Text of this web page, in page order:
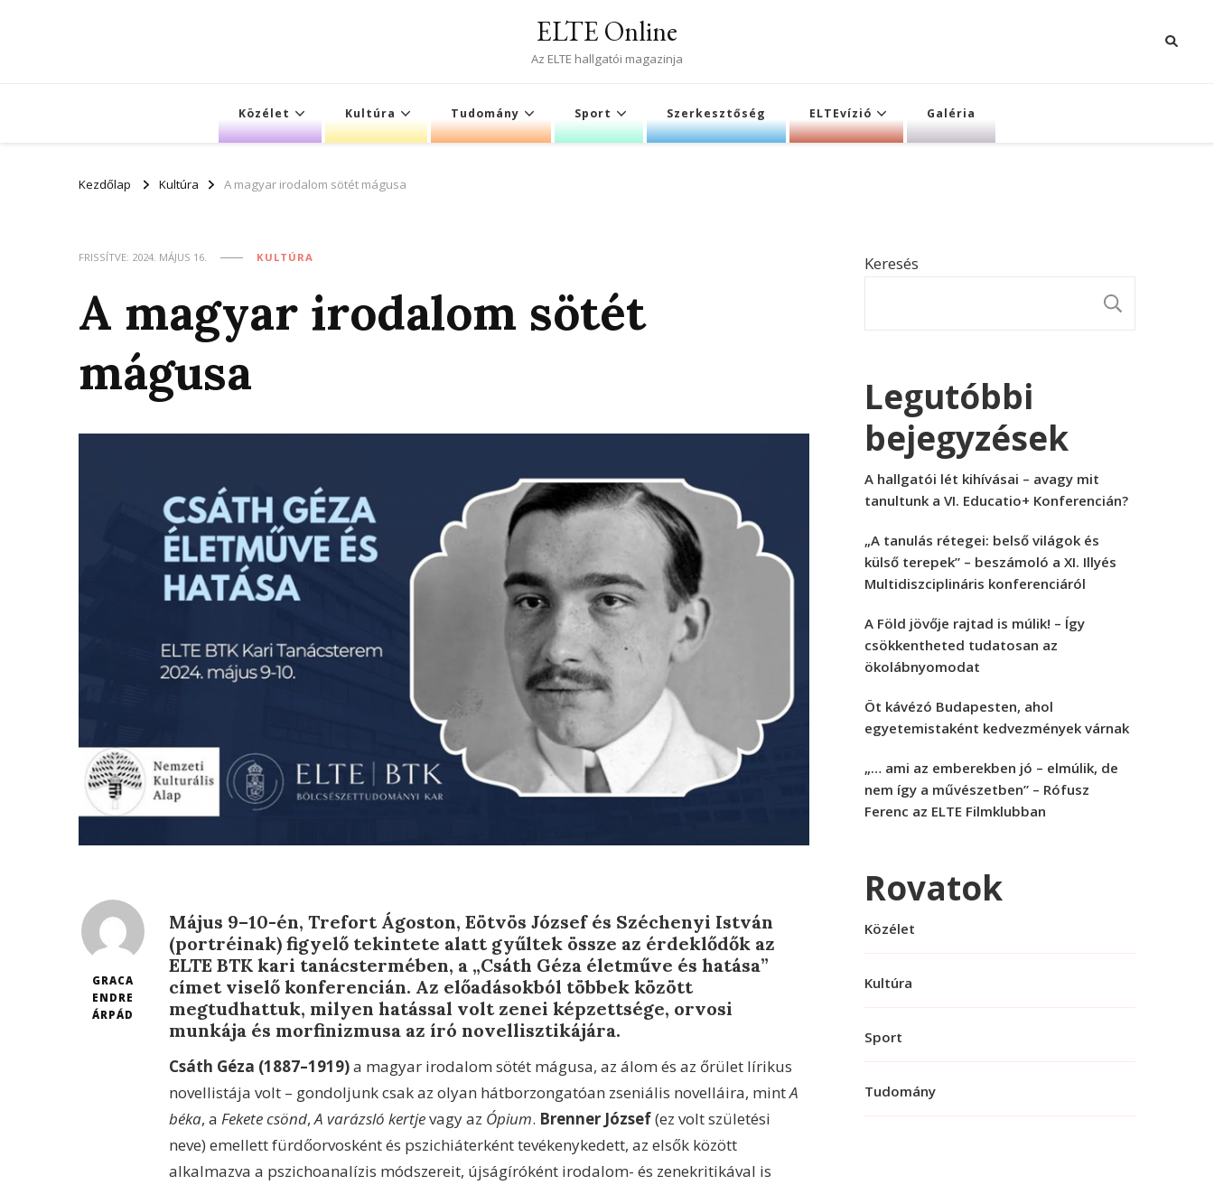
ELTE Online
Az ELTE hallgatói magazinja
Közélet Kultúra Tudomány Sport Szerkesztőség ELTEvízió Galéria
Kezdőlap Kultúra A magyar irodalom sötét mágusa
FRISSÍTVE: 2024. MÁJUS 16. KULTÚRA
A magyar irodalom sötét
mágusa
GRACA
ENDRE
ÁRPÁD
Május 9–10-én, Trefort Ágoston, Eötvös József és Széchenyi István
(portréinak) figyelő tekintete alatt gyűltek össze az érdeklődők az
ELTE BTK kari tanácstermében, a „Csáth Géza életműve és hatása”
címet viselő konferencián. Az előadásokból többek között
megtudhattuk, milyen hatással volt zenei képzettsége, orvosi
munkája és morfinizmusa az író novellisztikájára.
Csáth Géza (1887–1919)a magyar irodalom sötét mágusa, az álom és az őrület lírikus
novellistája volt – gondoljunk csak az olyan hátborzongatóan zseniális novelláira, mintA
béka, a Fekete csönd,A varázsló kertjevagy az Ópium. Brenner József(ez volt születési
neve) emellett fürdőorvosként és pszichiáterként tevékenykedett, az elsők között
alkalmazva a pszichoanalízis módszereit, újságíróként irodalom- és zenekritikával is
Keresés
Legutóbbi
bejegyzések
A hallgatói lét kihívásai – avagy mit
tanultunk a VI. Educatio+ Konferencián?
„A tanulás rétegei: belső világok és
külső terepek” – beszámoló a XI. Illyés
Multidiszciplináris konferenciáról
A Föld jövője rajtad is múlik! – Így
csökkentheted tudatosan az
ökolábnyomodat
Öt kávézó Budapesten, ahol
egyetemistaként kedvezmények várnak
„… ami az emberekben jó – elmúlik, de
nem így a művészetben” – Rófusz
Ferenc az ELTE Filmklubban
Rovatok
Közélet
Kultúra
Sport
Tudomány